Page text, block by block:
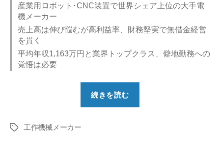
産業用ロボット･CNC装置で世界シェア上位の大手電
機メーカー
売上高は伸び悩むが高利益率、財務堅実で無借金経営
を貫く
平均年収1,163万円と業界トップクラス、僻地勤務への
覚悟は必要
続きを読む
タ
工作機械メーカー